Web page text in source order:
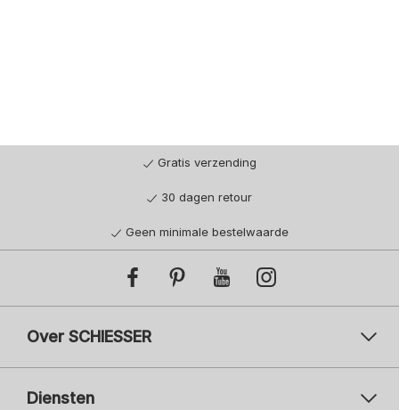
Gratis verzending
30 dagen retour
Geen minimale bestelwaarde
Over SCHIESSER
Diensten